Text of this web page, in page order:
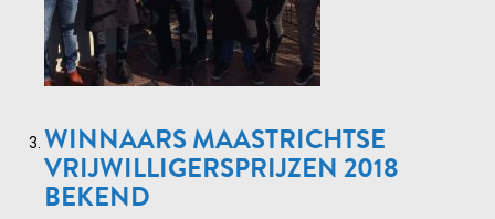
WINNAARS MAASTRICHTSE
VRIJWILLIGERSPRIJZEN 2018
BEKEND